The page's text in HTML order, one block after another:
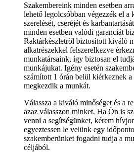
Szakembereink minden esetben
lehető legolcsóbban végezzék el a
szerelését, cseréjét és
minden esetben valódi garanciát
Raktárkészletről biztosított kiváló
alkatrészekkel felszerelkezve
munkatársaink, így biztosan el
munkájukat. Igény esetén
számított 1 órán belül kiérkeznek a
megkezdik a munkát.
Válassza a kiváló minőséget és a
azaz válasszon minket. Ha Ön is
venni a segítségünket, kérem
egyeztessen le velünk egy
szakemberünket fogadni tudja a
céljából.